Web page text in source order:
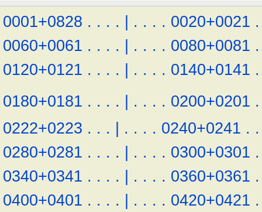
0001+0828 . . . . | . . . . 0020+0021 .
0060+0061 . . . . | . . . . 0080+0081 .
0120+0121 . . . . | . . . . 0140+0141 .
0180+0181 . . . . | . . . . 0200+0201 .
0222+0223 . . . | . . . . 0240+0241 . .
0280+0281 . . . . | . . . . 0300+0301 .
0340+0341 . . . . | . . . . 0360+0361 .
0400+0401 . . . . | . . . . 0420+0421 .